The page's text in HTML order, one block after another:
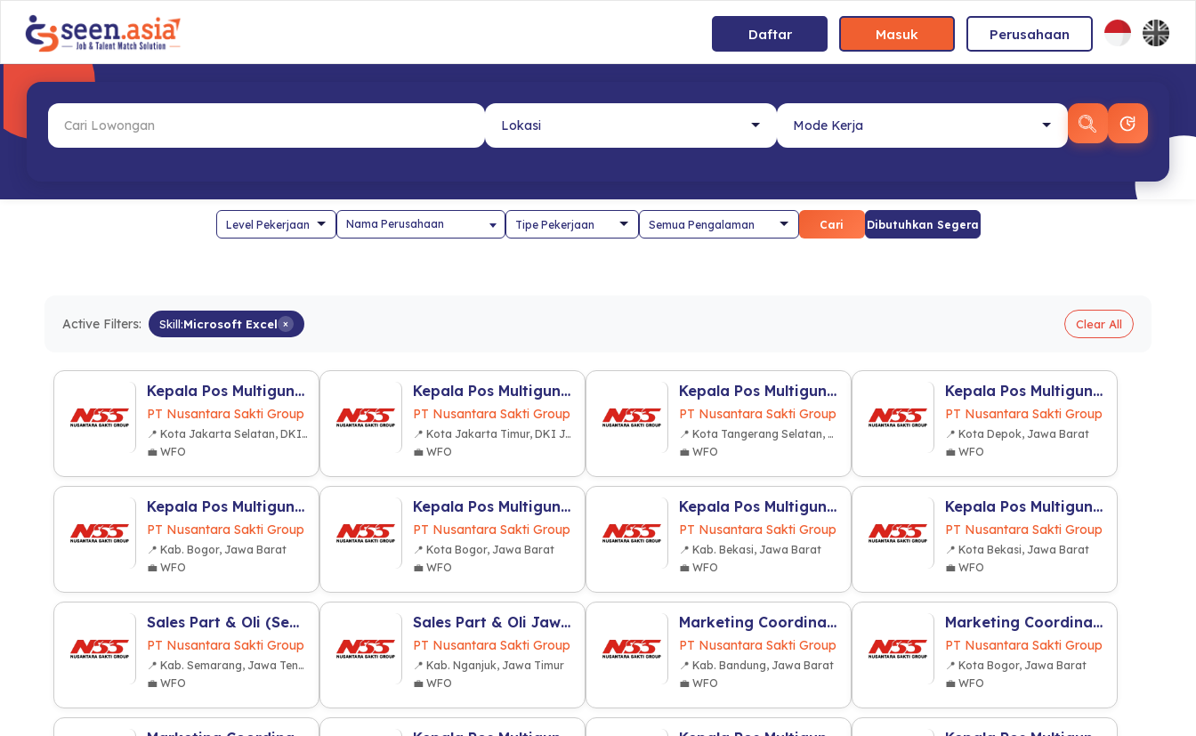
Daftar Masuk Perusahaan
Nama Perusahaan Cari Dibutuhkan Segera
Active Filters: Skill:Microsoft Excel × Clear All
Kepala Pos Multiguna R2 (Jakarta Selatan)
PT Nusantara Sakti Group
📍 Kota Jakarta Selatan, DKI Jakarta
💼 WFO
Kepala Pos Multiguna R2 (Jakarta Timur)
PT Nusantara Sakti Group
📍 Kota Jakarta Timur, DKI Jakarta
💼 WFO
Kepala Pos Multiguna R2 (Tangerang Selatan)
PT Nusantara Sakti Group
📍 Kota Tangerang Selatan, Banten
💼 WFO
Kepala Pos Multiguna R2 (Depok)
PT Nusantara Sakti Group
📍 Kota Depok, Jawa Barat
💼 WFO
Kepala Pos Multiguna R2 (Kabupaten Bogor)
PT Nusantara Sakti Group
📍 Kab. Bogor, Jawa Barat
💼 WFO
Kepala Pos Multiguna R2 (Kota Bogor)
PT Nusantara Sakti Group
📍 Kota Bogor, Jawa Barat
💼 WFO
Kepala Pos Multiguna R2 (Kabupaten Bekasi)
PT Nusantara Sakti Group
📍 Kab. Bekasi, Jawa Barat
💼 WFO
Kepala Pos Multiguna R2 (Kota Bekasi)
PT Nusantara Sakti Group
📍 Kota Bekasi, Jawa Barat
💼 WFO
Sales Part & Oli (Semarang)
PT Nusantara Sakti Group
📍 Kab. Semarang, Jawa Tengah
💼 WFO
Sales Part & Oli Jawa Timur (Nganjuk)
PT Nusantara Sakti Group
📍 Kab. Nganjuk, Jawa Timur
💼 WFO
Marketing Coordinator (Kabupaten Bandung)
PT Nusantara Sakti Group
📍 Kab. Bandung, Jawa Barat
💼 WFO
Marketing Coordinator (Kota Bogor)
PT Nusantara Sakti Group
📍 Kota Bogor, Jawa Barat
💼 WFO